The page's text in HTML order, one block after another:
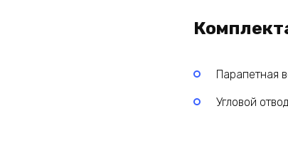
Парапетная
Угловой